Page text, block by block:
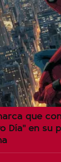
que
Día" en su